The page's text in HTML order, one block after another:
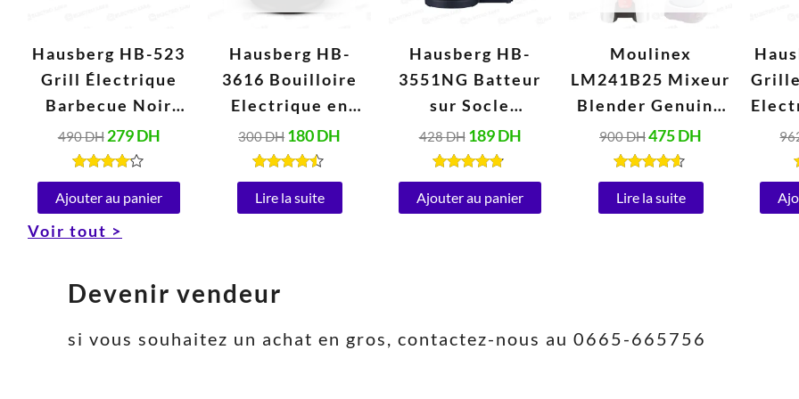
Hausberg HB-523
Grill Électrique
Barbecue Noir
(2000W, 230V,
50Hz)
490DH 279DH
Note
4.00
Ajouter au panier
Hausberg HB-
3616 Bouilloire
Electrique en
Verre 2 Litres,
Arrêt
Automatique,
Base Rotative à
300DH 180DH
Note
4.34
Lire la suite
Hausberg HB-
3551NG Batteur
sur Socle
Électrique avec
Bol 2 Litres Inox
(250W, 220V-
240V, 50/60Hz)
428DH 189DH
Note
4.67
sur 5
Ajouter au panier
Moulinex
LM241B25 Mixeur
Blender Genuine
1,75 Litres (500W,
220V, Blanc)
900DH475DH
Note
4.47
Lire la suite
Voir tout >
Devenir vendeur
si vous souhaitez un achat en gros, contactez-nous au 0665-665756